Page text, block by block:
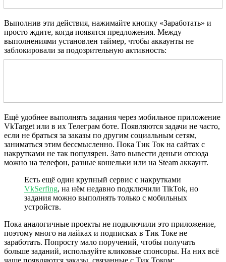
Выполнив эти действия, нажимайте кнопку «Заработать» и
просто ждите, когда появятся предложения. Между
выполнениями установлен таймер, чтобы аккаунты не
заблокировали за подозрительную активность:
Ещё удобнее выполнять задания через мобильное приложение
VkTarget или в их Телеграм боте. Появляются задачи не часто,
если не браться за заказы по другим социальным сетям,
заниматься этим бессмысленно. Пока Тик Ток на сайтах с
накрутками не так популярен. Зато вывести деньги отсюда
можно на телефон, разные кошельки или на Steam аккаунт.
Есть ещё один крупный сервис с накрутками
VkSerfing, на нём недавно подключили TikTok, но
задания можно выполнять только с мобильных
устройств.
Пока аналогичные проекты не подключили это приложение,
поэтому много на лайках и подписках в Тик Токе не
заработать. Попросту мало поручений, чтобы получать
больше заданий, используйте кликовые спонсоры. На них всё